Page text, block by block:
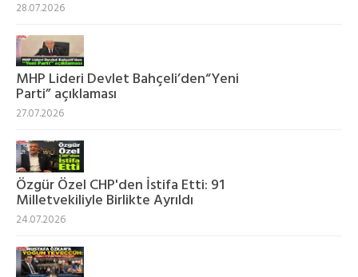
28.07.2026
MHP Lideri Devlet Bahçeli’den“Yeni
Parti” açıklaması
27.07.2026
Özgür Özel CHP'den İstifa Etti: 91
Milletvekiliyle Birlikte Ayrıldı
24.07.2026